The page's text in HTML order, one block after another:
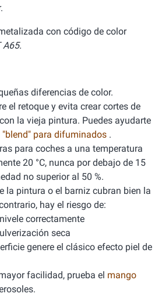
con código de color
diferencias de color.
el retoque y evita crear cortes de
la vieja pintura. Puedes ayudarte
"blend" para difuminados .
para coches a una temperatura
20 °C, nunca por debajo de 15
no superior al 50 %.
la pintura o el barniz cubran bien la
hay el riesgo de:
correctamente
seca
genere el clásico efecto piel de
facilidad, prueba el mango